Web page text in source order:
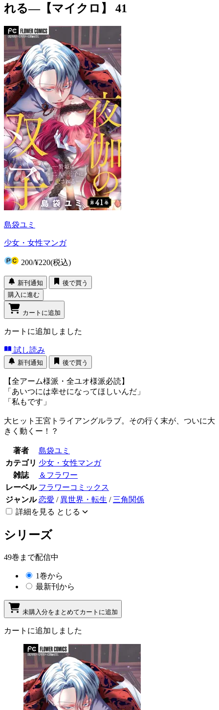
れる―【マイクロ】 41
島袋ユミ
少女・女性マンガ
200/¥220(税込)
新刊通知
後で買う
購入に進む
カートに追加
カートに追加しました
試し読み
新刊通知 後で買う
【全アーム様派・全ユオ様派必読】
「あいつには幸せになってほしいんだ」
「私もです」
大ヒット王宮トライアングルラブ。その行く末が、ついに大
きく動くー！？
著者
島袋ユミ
カテゴリ 少女・女性マンガ
雑誌
＆フラワー
レーベル フラワーコミックス
ジャンル 恋愛 /異世界・転生 / 三角関係
詳細を見る とじる
シリーズ
49巻まで配信中
1巻から
最新刊から
未購入分をまとめてカートに追加
カートに追加しました